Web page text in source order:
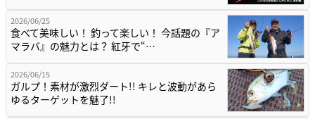
2026/06/25
食べて美味しい！ 釣って楽しい！ 今話題の『ア
マラバ』の魅力とは？ 紅牙で“…
2026/06/15
ガルプ！素材が激烈ダート!! キレと波動があら
ゆるターゲットを魅了!!